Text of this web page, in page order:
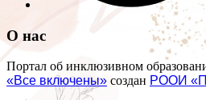
О нас
Портал об инклюзивном
«Все включены» создан РООИ